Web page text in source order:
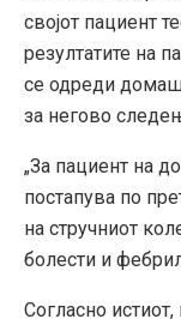
својот пациент
резултатите на
се одреди
за негово
„За пациент на
постапува по
на стручниот
болести и
Согласно